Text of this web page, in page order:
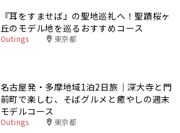
『耳をすませば』の聖地巡礼へ！聖蹟桜ヶ
丘のモデル地を巡るおすすめコース
Outings 東京都
名古屋発・多摩地域1泊2日旅｜深大寺と門
前町で楽しむ、そばグルメと癒やしの週末
モデルコース
Outings 東京都